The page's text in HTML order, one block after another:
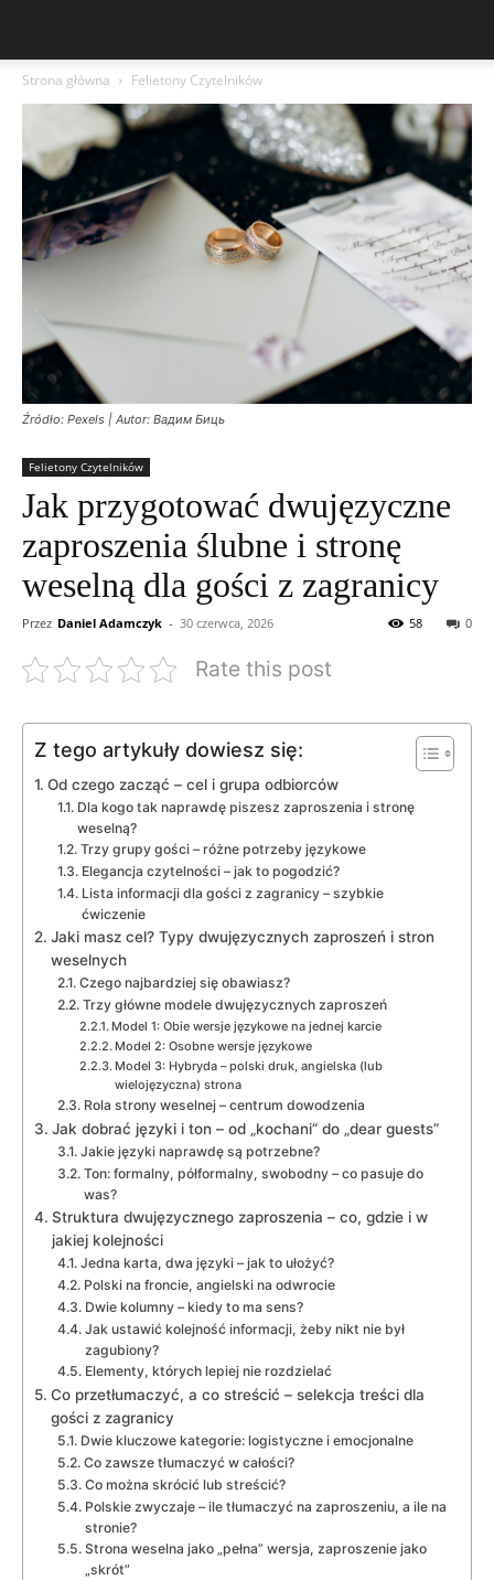
Strona główna Felietony Czytelników
Źródło: Pexels | Autor: Вадим Биць
Felietony Czytelników
Jak przygotować dwujęzyczne
zaproszenia ślubne i stronę
weselną dla gości z zagranicy
Przez Daniel Adamczyk - 30 czerwca, 2026 0
58
Rate this post
Z tego artykuły dowiesz się:
Od czego zacząć – cel i grupa odbiorców
Dla kogo tak naprawdę piszesz zaproszenia i stronę
weselną?
Trzy grupy gości – różne potrzeby językowe
Elegancja czytelności – jak to pogodzić?
Lista informacji dla gości z zagranicy – szybkie
ćwiczenie
Jaki masz cel? Typy dwujęzycznych zaproszeń i stron
weselnych
Czego najbardziej się obawiasz?
Trzy główne modele dwujęzycznych zaproszeń
Model 1: Obie wersje językowe na jednej karcie
Model 2: Osobne wersje językowe
Model 3: Hybryda – polski druk, angielska (lub
wielojęzyczna) strona
Rola strony weselnej – centrum dowodzenia
Jak dobrać języki i ton – od „kochani” do „dear guests”
Jakie języki naprawdę są potrzebne?
Ton: formalny, półformalny, swobodny – co pasuje do
was?
Struktura dwujęzycznego zaproszenia – co, gdzie i w
jakiej kolejności
Jedna karta, dwa języki – jak to ułożyć?
Polski na froncie, angielski na odwrocie
Dwie kolumny – kiedy to ma sens?
Jak ustawić kolejność informacji, żeby nikt nie był
zagubiony?
Elementy, których lepiej nie rozdzielać
Co przetłumaczyć, a co streścić – selekcja treści dla
gości z zagranicy
Dwie kluczowe kategorie: logistyczne i emocjonalne
Co zawsze tłumaczyć w całości?
Co można skrócić lub streścić?
Polskie zwyczaje – ile tłumaczyć na zaproszeniu, a ile na
stronie?
Strona weselna jako „pełna” wersja, zaproszenie jako
„skrót”